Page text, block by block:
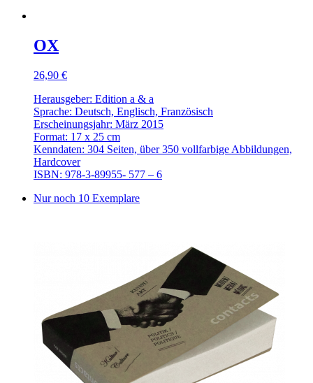
OX
26,90 €
Herausgeber: Edition a & a
Sprache: Deutsch, Englisch, Französisch
Erscheinungsjahr: März 2015
Format: 17 x 25 cm
Kenndaten: 304 Seiten, über 350 vollfarbige Abbildungen,
Hardcover
ISBN: 978-3-89955- 577 – 6
Nur noch 10 Exemplare